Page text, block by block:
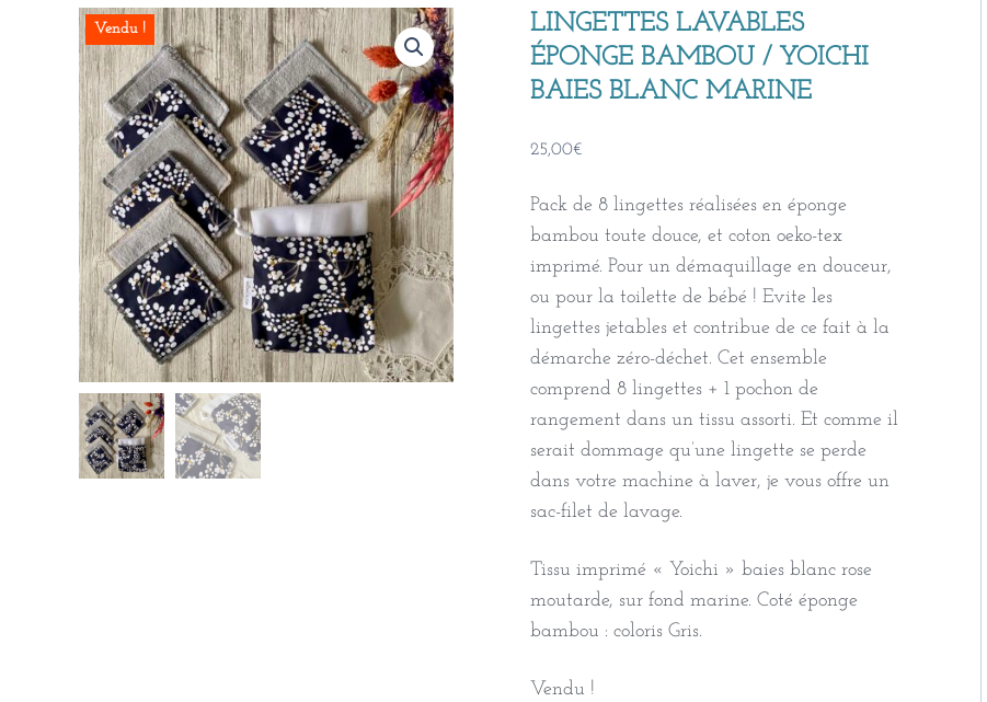
Vendu !
LINGETTES LAVABLES
ÉPONGE BAMBOU / YOICHI
BAIES BLANC MARINE
25,00€
Pack de 8 lingettes réalisées en éponge
bambou toute douce, et coton oeko-tex
imprimé. Pour un démaquillage en douceur,
ou pour la toilette de bébé ! Evite les
lingettes jetables et contribue de ce fait à la
démarche zéro-déchet. Cet ensemble
comprend 8 lingettes + 1 pochon de
rangement dans un tissu assorti. Et comme il
serait dommage qu’une lingette se perde
dans votre machine à laver, je vous offre un
sac-filet de lavage.
Tissu imprimé « Yoichi » baies blanc rose
moutarde, sur fond marine. Coté éponge
bambou : coloris Gris.
Vendu !